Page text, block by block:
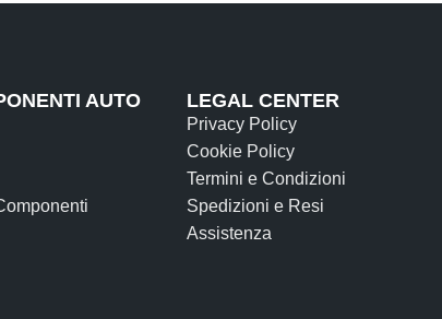
AUTO LEGAL CENTER
Privacy Policy
Cookie Policy
Termini e Condizioni
Spedizioni e Resi
Assistenza